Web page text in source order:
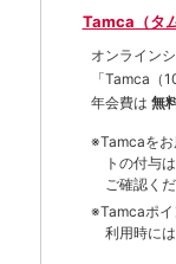
Tamca（タ
オンライン
「Tamca （
年会費は 無
※Tamcaをお
トの付与
ご確認くだ
※Tamcaポイ
利用時に